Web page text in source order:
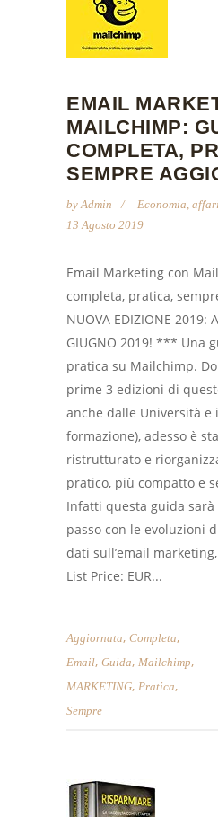
EMAIL
MAILCHIMP:
COMPLETA,
SEMPRE
by Admin
Economia,
13 Agosto 2019
Email Marketing con
completa, pratica,
NUOVA EDIZIONE 2019:
GIUGNO 2019! *** Una
pratica su Mailchimp.
prime 3 edizioni di
anche dalle Università
formazione), adesso è
ristrutturato e
pratico, più compatto e
Infatti questa guida
passo con le evoluzioni
dati sull’email
List Price: EUR...
Aggiornata, Completa,
Email, Guida, Mailchimp,
MARKETING, Pratica,
Sempre